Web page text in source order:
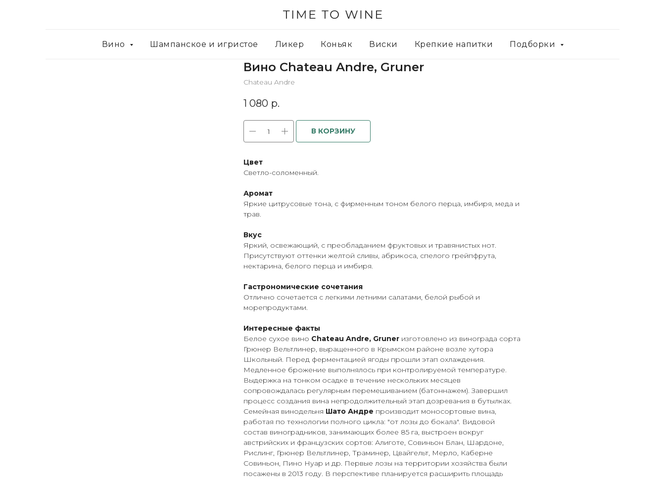
Вино Шампанское и игристое Ликер Коньяк Виски Крепкие напитки Подборки
Вино Chateau Andre, Gruner
Chateau Andre
1 080 р.
В КОРЗИНУ
Цвет
Светло-соломенный.
Аромат
Яркие цитрусовые тона, с фирменным тоном белого перца, имбиря, меда и
трав.
Вкус
Яркий, освежающий, с преобладанием фруктовых и травянистых нот.
Присутствуют оттенки желтой сливы, абрикоса, спелого грейпфрута,
нектарина, белого перца и имбиря.
Гастрономические сочетания
Отлично сочетается с легкими летними салатами, белой рыбой и
морепродуктами.
Интересные факты
Белое сухое вино Chateau Andre, Gruner изготовлено из винограда сорта
Грюнер Вельтлинер, выращенного в Крымском районе возле хутора
Школьный. Перед ферментацией ягоды прошли этап охлаждения.
Медленное брожение выполнялось при контролируемой температуре.
Выдержка на тонком осадке в течение нескольких месяцев
сопровождалась регулярным перемешиванием (батоннажем). Завершил
процесс создания вина непродолжительный этап дозревания в бутылках.
Семейная винодельня Шато Андре производит моносортовые вина,
работая по технологии полного цикла: "от лозы до бокала". Видовой
состав виноградников, занимающих более 85 га, выстроен вокруг
австрийских и французских сортов: Алиготе, Совиньон Блан, Шардоне,
Рислинг, Грюнер Вельтлинер, Траминер, Цвайгельт, Мерло, Каберне
Совиньон, Пино Нуар и др. Первые лозы на территории хозяйства были
посажены в 2013 году. В перспективе планируется расширить площадь